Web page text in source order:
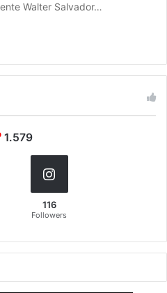
Walter Salvador…
1.579
116
Followers